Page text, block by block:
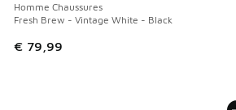
Homme Chaussures
Fresh Brew - Vintage White - Black
€ 79,99